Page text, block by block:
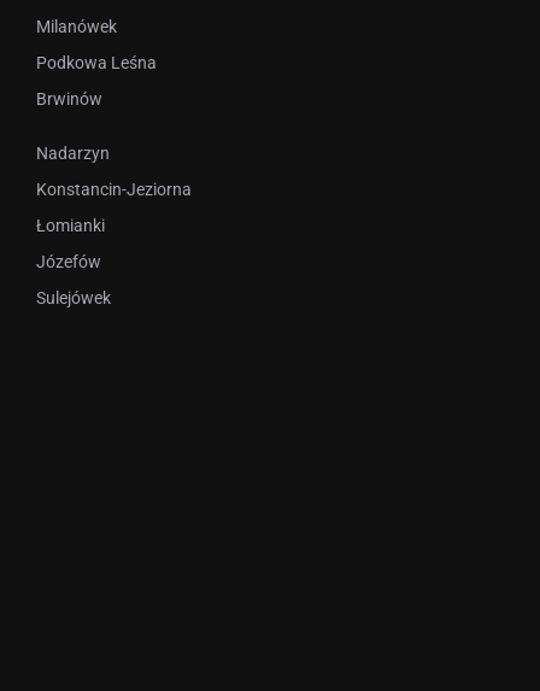
Milanówek
Podkowa Leśna
Brwinów
Nadarzyn
Konstancin-Jeziorna
Łomianki
Józefów
Sulejówek